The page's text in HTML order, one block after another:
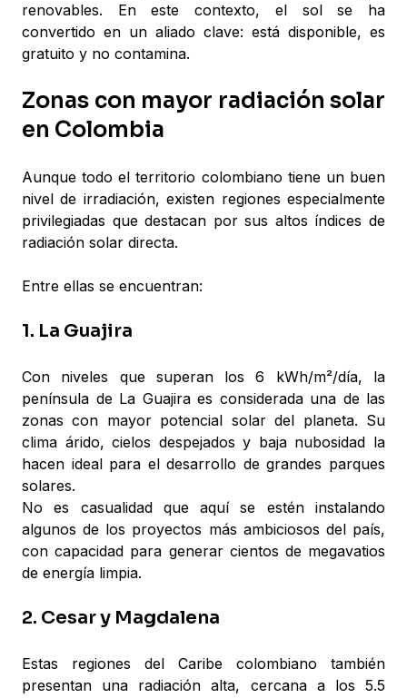
renovables. En este contexto, el sol se ha
convertido en un aliado clave: está disponible, es
gratuito y no contamina.
Zonas con mayor radiación solar
en Colombia
Aunque todo el territorio colombiano tiene un buen
nivel de irradiación, existen regiones especialmente
privilegiadas que destacan por sus altos índices de
radiación solar directa.
Entre ellas se encuentran:
1. La Guajira
Con niveles que superan los 6 kWh/m²/día, la
península de La Guajira es considerada una de las
zonas con mayor potencial solar del planeta. Su
clima árido, cielos despejados y baja nubosidad la
hacen ideal para el desarrollo de grandes parques
solares.
No es casualidad que aquí se estén instalando
algunos de los proyectos más ambiciosos del país,
con capacidad para generar cientos de megavatios
de energía limpia.
2. Cesar y Magdalena
Estas regiones del Caribe colombiano también
presentan una radiación alta, cercana a los 5.5